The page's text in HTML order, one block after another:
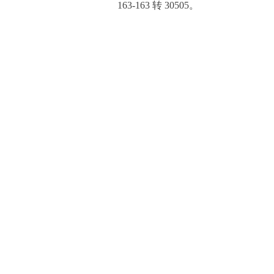
163-163 转 30505。